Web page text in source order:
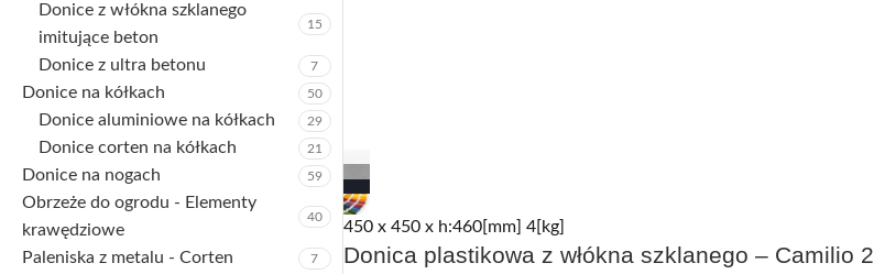
450 x 450 x h:460[mm] 4[kg]
Donica plastikowa z włókna szklanego – Camilio 2
Donice z włókna szklanego
imitujące beton
15
Donice z ultra betonu 7
Donice na kółkach 50
Donice aluminiowe na kółkach 29
Donice corten na kółkach 21
Donice na nogach 59
Obrzeże do ogrodu - Elementy
krawędziowe
40
Paleniska z metalu - Corten 7